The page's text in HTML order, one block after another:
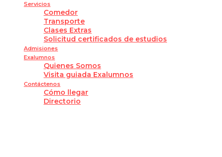
Servicios
Comedor
Transporte
Clases Extras
Solicitud certificados de estudios
Admisiones
Exalumnos
Quienes Somos
Visita guiada Exalumnos
Contáctenos
Cómo llegar
Directorio